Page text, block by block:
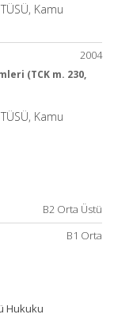
Kamu
2004
(TCK m. 230,
Kamu
B2 Orta Üstü
B1 Orta
Hukuku